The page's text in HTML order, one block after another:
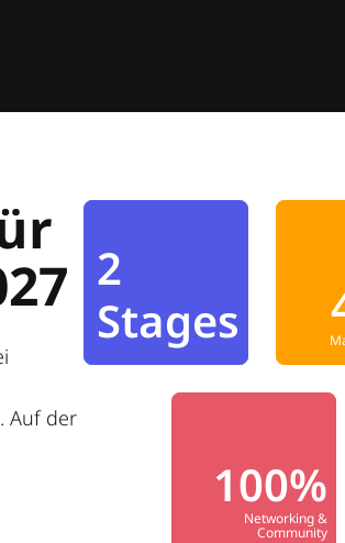
Auf der
2
Stages
100%
Networking &
Community